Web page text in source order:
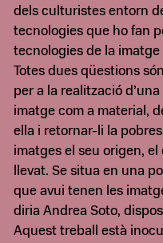
dels culturistes entorn
tecnologies que ho fan
tecnologies de la imatge
Totes dues qüestions
per a la realització
imatge com a material,
ella i retornar-li la
imatges el seu origen, el
llevat. Se situa en una
que avui tenen les
diria Andrea Soto,
Aquest treball està